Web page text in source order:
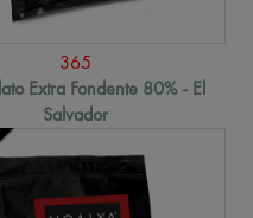
365
Extra Fondente 80% - El
Salvador